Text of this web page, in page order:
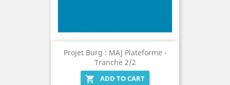
Projet Burg : MAJ Plateforme -
Tranche 2/2

ADD TO CART